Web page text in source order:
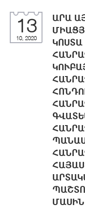
13
10, 2020
ԱՐԱ
ՄԱՍԻՆ